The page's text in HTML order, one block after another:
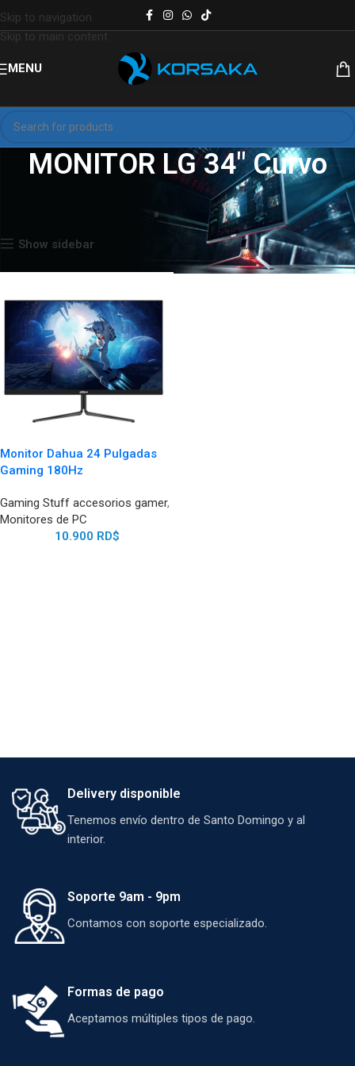
Skip to navigation
Skip to main content
MENU
MONITOR LG 34″ Curvo
Productos etiquetados “MONITOR LG 34″ Curvo”
Show sidebar
Monitor Dahua 24 Pulgadas
Gaming 180Hz
Gaming Stuff accesorios gamer,
Monitores de PC
10.900 RD$
Delivery disponible
Tenemos envío dentro de Santo Domingo y al
interior.
Soporte 9am - 9pm
Contamos con soporte especializado.
Formas de pago
Aceptamos múltiples tipos de pago.